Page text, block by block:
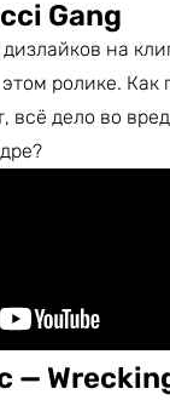
Gang
на
ролике.
дело во
—